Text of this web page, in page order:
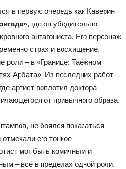
в первую очередь как Каверин
, где он убедительно
антагониста. Его персонаж
страх и восхищение.
роли – в «Границе: Таёжном
Арбата». Из последних работ –
артист воплотил доктора
от привычного образа.
не боялся показаться
его тонкое
мог быть комичным и
– всё в пределах одной роли.